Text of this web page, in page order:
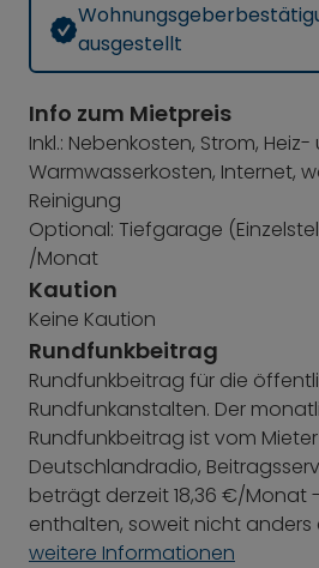
ausgestellt
Info zum Mietpreis
Inkl.: Nebenkosten, Strom, Heiz-
Warmwasserkosten, Internet,
Reinigung
Optional: Tiefgarage
/Monat
Kaution
Keine Kaution
Rundfunkbeitrag
Rundfunkbeitrag für die
Rundfunkanstalten. Der
Rundfunkbeitrag ist vom Mieter
Deutschlandradio,
beträgt derzeit 18,36 €/Monat
enthalten, soweit nicht anders
weitere Informationen